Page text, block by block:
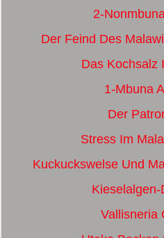
2-
Der Feind Des
Das Kochsalz
1-Mbuna
Der
Stress Im
Kuckuckswelse Und
Vallisneria